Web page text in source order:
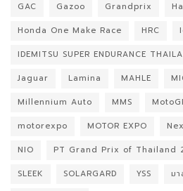
GAC
Gazoo Grandprix
Honda One Make Race
HRC
IDEMITSU SUPER ENDURANCE
Jaguar
Lamina MAHLE
Millennium Auto
MMS
motorexpo
MOTOR EXPO
NIO
PT Grand Prix of Thailand
SLEEK
SOLARGARD YSS
ม